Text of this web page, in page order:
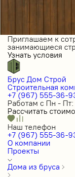
Приглашаем к
занимающиеся
Узнать условия
Брус Дом Строй
Строительная
+7 (967) 555-36-
Работам с Пн -
Рассчитать
Наш телефон
+7 (967) 555-36-
О компании
Проекты
Дома из бруса